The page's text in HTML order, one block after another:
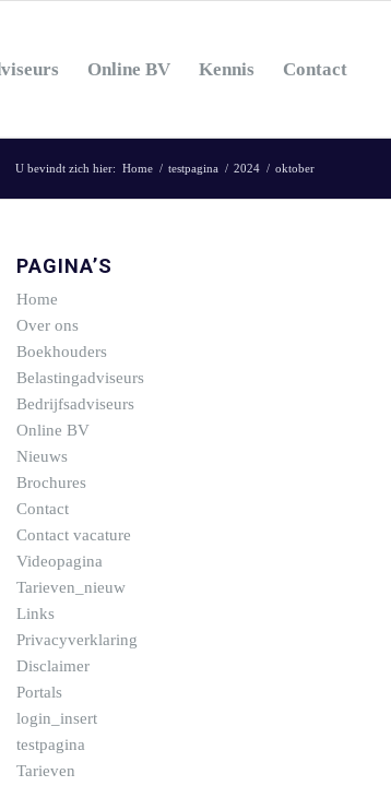
Online BV Kennis Contact
U bevindt zich hier: Home / testpagina / 2024 / oktober
PAGINA’S
Home
Over ons
Boekhouders
Belastingadviseurs
Bedrijfsadviseurs
Online BV
Nieuws
Brochures
Contact
Contact vacature
Videopagina
Tarieven_nieuw
Links
Privacyverklaring
Disclaimer
Portals
login_insert
testpagina
Tarieven